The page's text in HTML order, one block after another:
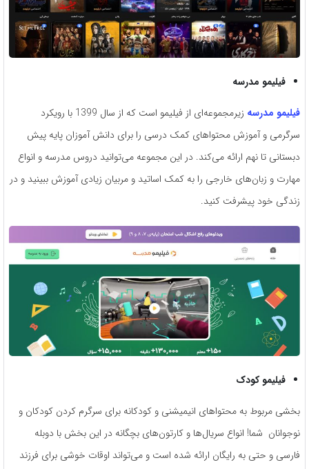
فیلیمو مدرسه
فیلیمو مدرسه
زیرمجموعه‌ای از فیلیمو است که از سال 1399 با رویکرد
سرگرمی و آموزش محتواهای کمک درسی را برای دانش آموزان پایه‌ پیش
دبستانی تا نهم ارائه می‌کند. در این مجموعه می‌توانید دروس مدرسه و انواع
مهارت و زبان‌های خارجی را به کمک اساتید و مربیان زیادی آموزش ببینید و در
زندگی خود پیشرفت کنید.
فیلیمو کودک
بخشی مربوط به محتواهای انیمیشنی و کودکانه برای سرگرم کردن کودکان و
نوجوانان شما! انواع سریال‌ها و کارتون‌های بچگانه در این بخش با دوبله
فارسی و حتی به رایگان ارائه شده است و می‌تواند اوقات خوشی برای فرزند